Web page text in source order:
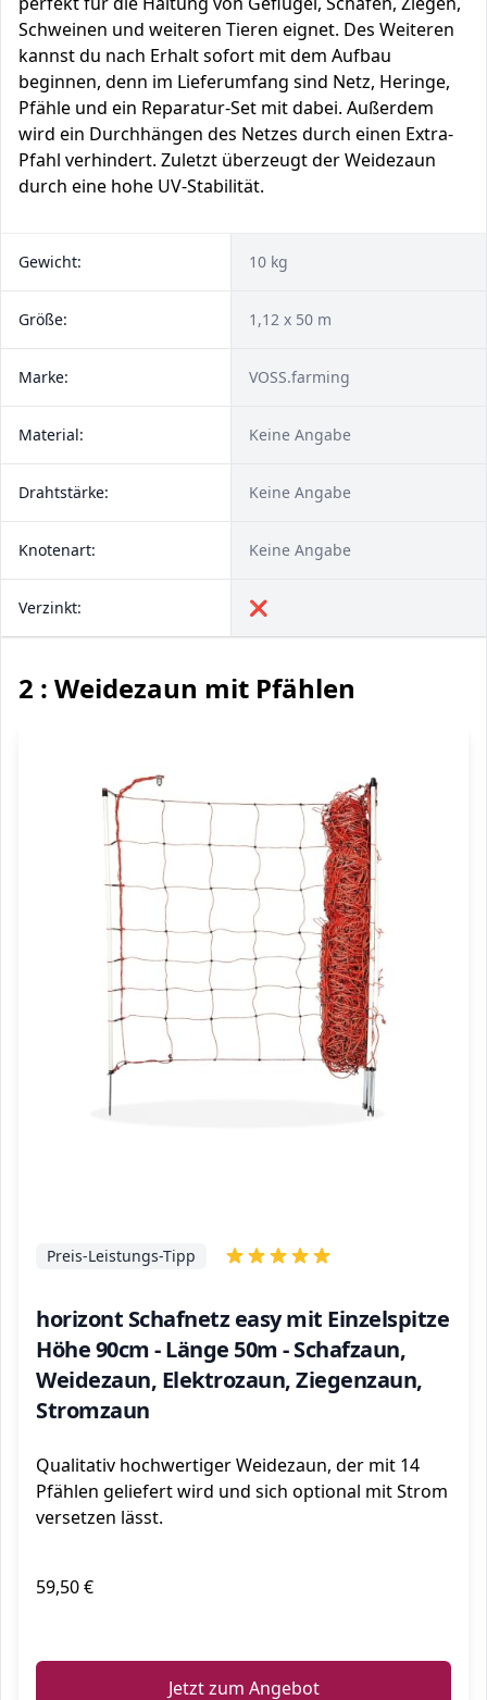
Schweinen und weiteren Tieren eignet. Des Weiteren
kannst du nach Erhalt sofort mit dem Aufbau
beginnen, denn im Lieferumfang sind Netz, Heringe,
Pfähle und ein Reparatur-Set mit dabei. Außerdem
wird ein Durchhängen des Netzes durch einen Extra-
Pfahl verhindert. Zuletzt überzeugt der Weidezaun
durch eine hohe UV-Stabilität.
Gewicht: 10 kg
Größe: 1,12 x 50 m
Marke: VOSS.farming
Material: Keine Angabe
Drahtstärke: Keine Angabe
Knotenart: Keine Angabe
Verzinkt: ❌
2 : Weidezaun mit Pfählen
horizont Schafnetz easy mit Einzelspitze
Höhe 90cm - Länge 50m - Schafzaun,
Weidezaun, Elektrozaun, Ziegenzaun,
Stromzaun
Preis-Leistungs-Tipp
Qualitativ hochwertiger Weidezaun, der mit 14
Pfählen geliefert wird und sich optional mit Strom
versetzen lässt.
59,50 €
Jetzt zum Angebot